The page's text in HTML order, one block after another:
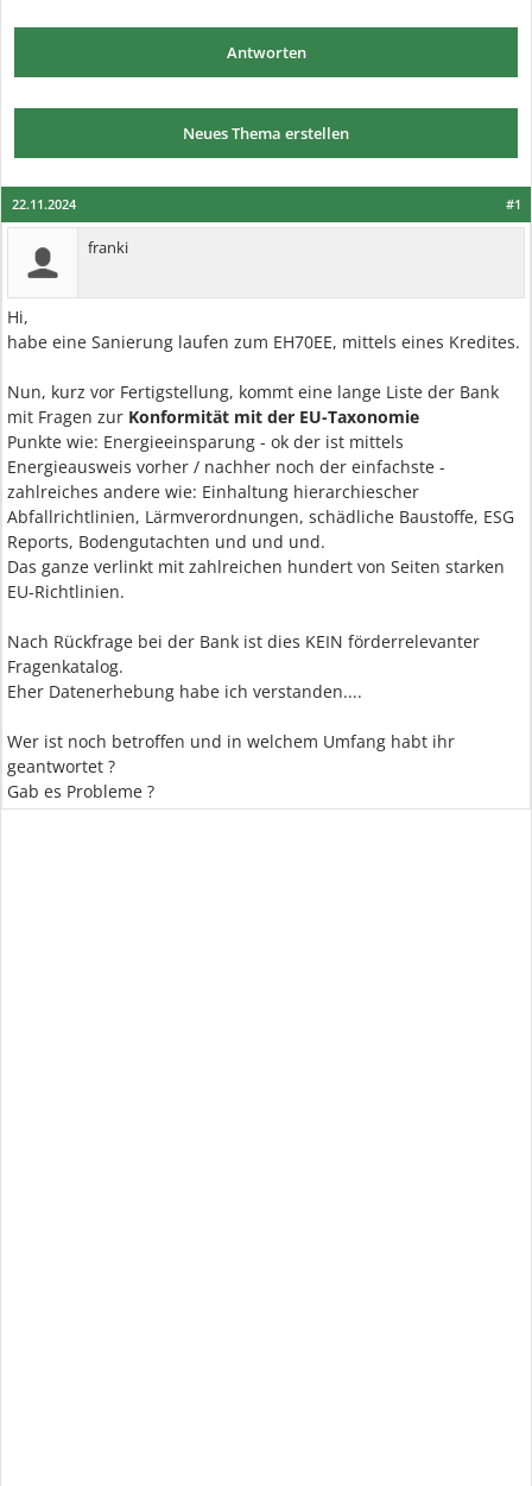
Antworten
Neues Thema erstellen
#1
22.11.2024
franki
Hi,
habe eine Sanierung laufen zum EH70EE, mittels eines Kredites.
Nun, kurz vor Fertigstellung, kommt eine lange Liste der Bank
mit Fragen zur Konformität mit der EU-Taxonomie
Punkte wie: Energieeinsparung - ok der ist mittels
Energieausweis vorher / nachher noch der einfachste -
zahlreiches andere wie: Einhaltung hierarchiescher
Abfallrichtlinien, Lärmverordnungen, schädliche Baustoffe, ESG
Reports, Bodengutachten und und und.
Das ganze verlinkt mit zahlreichen hundert von Seiten starken
EU-Richtlinien.
Nach Rückfrage bei der Bank ist dies KEIN förderrelevanter
Fragenkatalog.
Eher Datenerhebung habe ich verstanden....
Wer ist noch betroffen und in welchem Umfang habt ihr
geantwortet ?
Gab es Probleme ?